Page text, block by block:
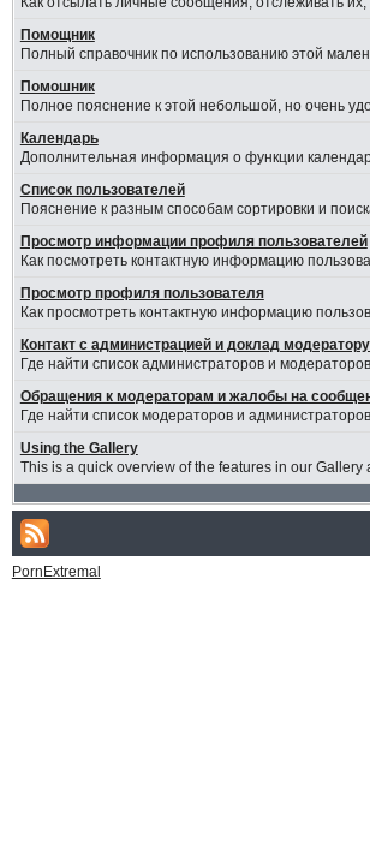
Помощник
Полный справочник по использованию этой
Помошник
Полное пояснение к этой небольшой, но очень
Календарь
Дополнительная информация о функции
Список пользователей
Пояснение к разным способам сортировки и
Просмотр информации профиля пользователей
Как посмотреть контактную информацию
Просмотр профиля пользователя
Как просмотреть контактную информацию
Контакт с администрацией и доклад
Где найти список администраторов и
Обращения к модераторам и жалобы на
Где найти список модераторов и
Using the Gallery
This is a quick overview of the features in our Gallery
PornExtremal